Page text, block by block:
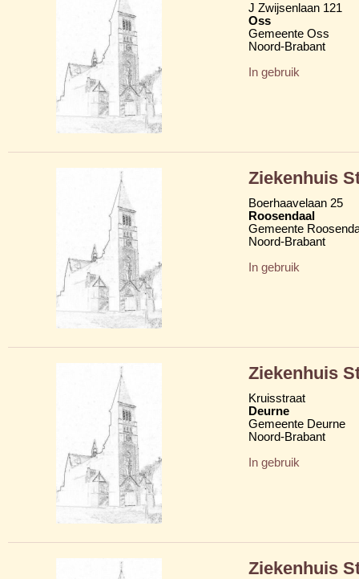
J Zwijsenlaan 121
Oss
Gemeente Oss
Noord-Brabant
In gebruik
Ziekenhuis
Boerhaavelaan 25
Roosendaal
Gemeente
Noord-Brabant
In gebruik
Ziekenhuis
Kruisstraat
Deurne
Gemeente Deurne
Noord-Brabant
In gebruik
Ziekenhuis